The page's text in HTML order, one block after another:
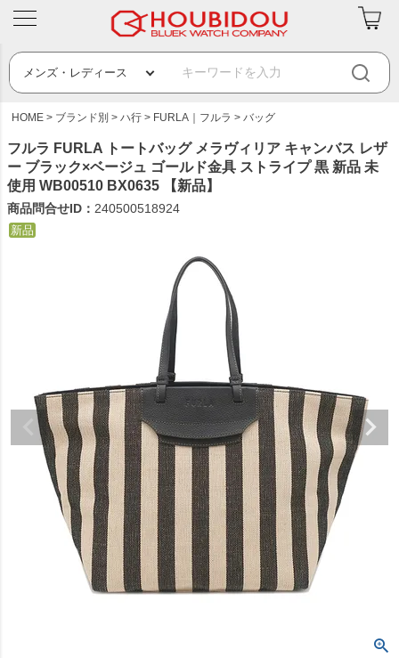
HOME ブランド別 ハ行 FURLA｜フルラ バッグ
フルラ FURLA トートバッグ メラヴィリア キャンバス レザ
ー ブラック×ベージュ ゴールド金具 ストライプ 黒 新品 未
使用 WB00510 BX0635 【新品】
商品問合せID： 240500518924
新品